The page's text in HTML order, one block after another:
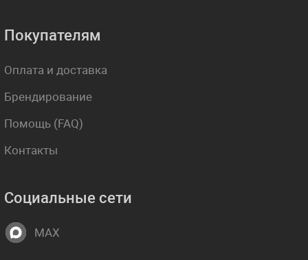
Покупателям
Оплата и доставка
Брендирование
Помощь (FAQ)
Контакты
Социальные сети
MAX